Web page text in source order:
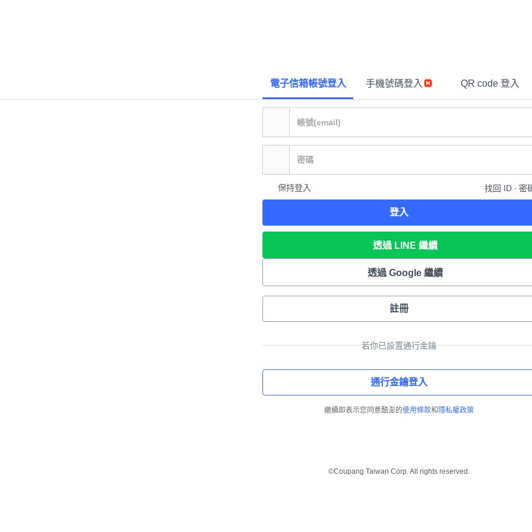
電子信箱帳號登入 手機號碼登入 QR code 登入
保持登入 找回 ID ∙ 密
登入
透過 LINE 繼續
透過 Google 繼續
註冊
若你已設置通行金鑰
通行金鑰登入
繼續即表示您同意酷澎的使用條款和 隱私權政策
©Coupang Taiwan Corp. All rights reserved.